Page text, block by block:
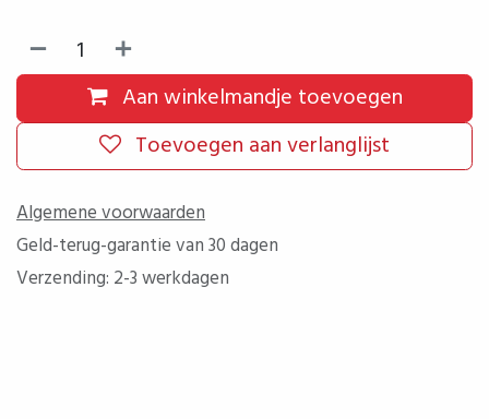
Aan winkelmandje toevoegen
Toevoegen aan verlanglijst
Algemene voorwaarden
Geld-terug-garantie van 30 dagen
Verzending: 2-3 werkdagen